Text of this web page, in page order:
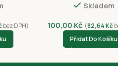
GP webpay ( Visa, Mastercard)
bez DPH)
Skladem
100,00 Kč (82,64Kč
Přidat Do Košíku